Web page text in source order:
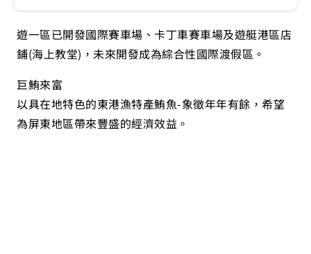
遊一區已開發國際賽車場、卡丁車賽車場及遊艇港區店
鋪(海上教堂)，未來開發成為綜合性國際渡假區。
巨鮪來富
以具在地特色的東港漁特產鮪魚-象徵年年有餘，希望
為屏東地區帶來豐盛的經濟效益。